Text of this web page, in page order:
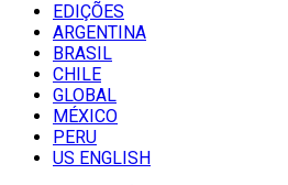
EDIÇÕES
ARGENTINA
BRASIL
CHILE
GLOBAL
MÉXICO
PERU
US ENGLISH